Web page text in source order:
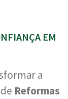
EM
a
Reformas